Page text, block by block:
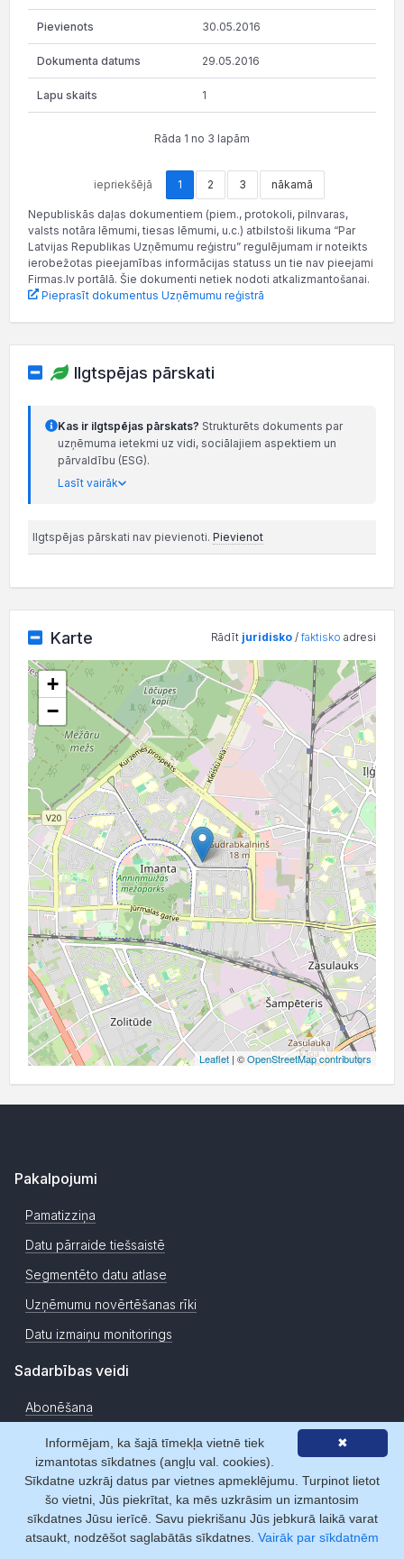
30.05.2016
29.05.2016
1
Rāda 1 no 3 lapām
iepriekšējā 1 2 3 nākamā
Nepubliskās daļas dokumentiem (piem., protokoli, pilnvaras,
valsts notāra lēmumi, tiesas lēmumi, u.c.) atbilstoši likuma “Par
Latvijas Republikas Uzņēmumu reģistru” regulējumam ir noteikts
ierobežotas pieejamības informācijas statuss un tie nav pieejami
Firmas.lv portālā. Šie dokumenti netiek nodoti atkalizmantošanai.
Pieprasīt dokumentus Uzņēmumu reģistrā
Ilgtspējas pārskati
Kas ir ilgtspējas pārskats? Strukturēts dokuments par
uzņēmuma ietekmi uz vidi, sociālajiem aspektiem un
pārvaldību (ESG).
Lasīt vairāk
Ilgtspējas pārskati nav pievienoti. Pievienot
Karte Rādīt juridisko /faktisko adresi
+
−
Leaflet | ©OpenStreetMap contributors
Pakalpojumi
Pamatizziņa
Datu pārraide tiešsaistē
Segmentēto datu atlase
Uzņēmumu novērtēšanas rīki
Datu izmaiņu monitorings
Sadarbības veidi
Abonēšana
Dienas pieeja
Mikropirkumi
Reģistrēties
Meklēšana
✖
Informējam, ka šajā tīmekļa vietnē tiek
izmantotas sīkdatnes (angļu val. cookies).
Sīkdatne uzkrāj datus par vietnes apmeklējumu. Turpinot lietot
šo vietni, Jūs piekrītat, ka mēs uzkrāsim un izmantosim
sīkdatnes Jūsu ierīcē. Savu piekrišanu Jūs jebkurā laikā varat
atsaukt, nodzēšot saglabātās sīkdatnes. Vairāk par sīkdatnēm